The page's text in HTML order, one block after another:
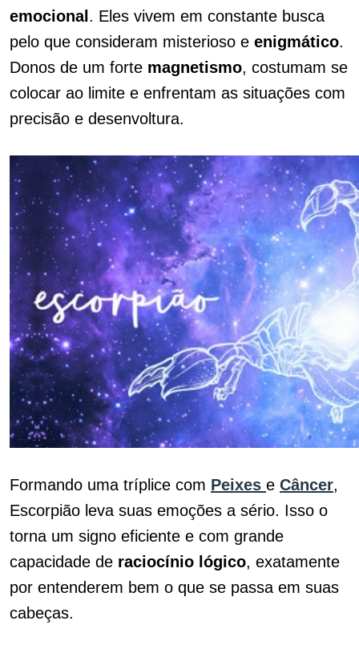
emocional . Eles vivem em constante busca
pelo que consideram misterioso e enigmático.
Donos de um forte magnetismo, costumam se
colocar ao limite e enfrentam as situações com
precisão e desenvoltura.
Formando uma tríplice com Peixes e Câncer,
Escorpião leva suas emoções a sério. Isso o
torna um signo eficiente e com grande
capacidade de raciocínio lógico, exatamente
por entenderem bem o que se passa em suas
cabeças.